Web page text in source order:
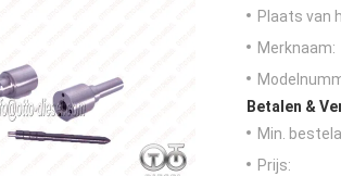
Plaats van
Merknaam:
Betalen &
Min.
Prijs: